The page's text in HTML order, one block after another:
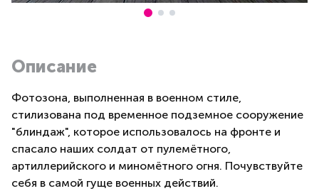
Описание
Фотозона, выполненная в военном стиле,
стилизована под временное подземное сооружение
"блиндаж", которое использовалось на фронте и
спасало наших солдат от пулемётного,
артиллерийского и миномётного огня. Почувствуйте
себя в самой гуще военных действий.